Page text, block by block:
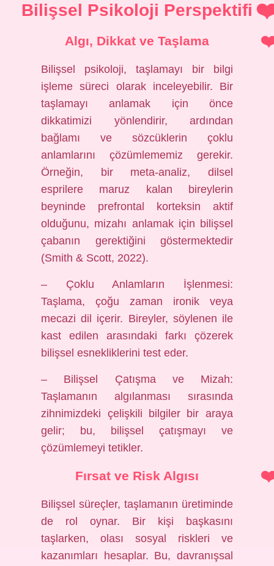
Bilişsel Psikoloji Perspektifi
Algı, Dikkat ve Taşlama
Bilişsel psikoloji, taşlamayı bir bilgi
işleme süreci olarak inceleyebilir. Bir
taşlamayı anlamak için önce
dikkatimizi yönlendirir, ardından
bağlamı ve sözcüklerin çoklu
anlamlarını çözümlememiz gerekir.
Örneğin, bir meta-analiz, dilsel
esprilere maruz kalan bireylerin
beyninde prefrontal korteksin aktif
olduğunu, mizahı anlamak için bilişsel
çabanın gerektiğini göstermektedir
(Smith & Scott, 2022).
– Çoklu Anlamların İşlenmesi:
Taşlama, çoğu zaman ironik veya
mecazi dil içerir. Bireyler, söylenen ile
kast edilen arasındaki farkı çözerek
bilişsel esnekliklerini test eder.
– Bilişsel Çatışma ve Mizah:
Taşlamanın algılanması sırasında
zihnimizdeki çelişkili bilgiler bir araya
gelir; bu, bilişsel çatışmayı ve
çözümlemeyi tetikler.
Fırsat ve Risk Algısı
Bilişsel süreçler, taşlamanın üretiminde
de rol oynar. Bir kişi başkasını
taşlarken, olası sosyal riskleri ve
kazanımları hesaplar. Bu, davranışsal